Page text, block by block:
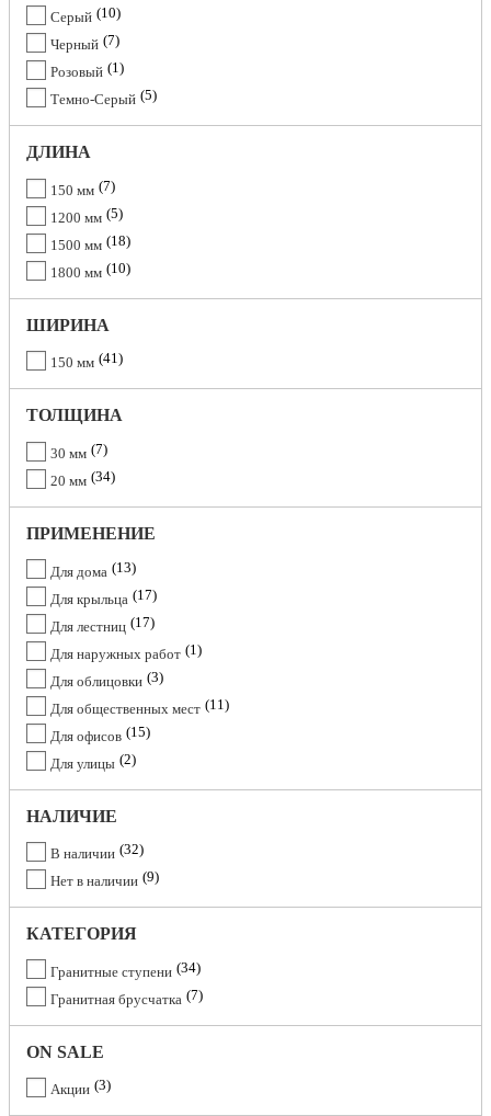
Серый 10
Черный 7
Розовый 1
Темно-Серый 5
ДЛИНА
150 мм 7
1200 мм 5
1500 мм 18
1800 мм 10
ШИРИНА
150 мм 41
ТОЛЩИНА
30 мм 7
20 мм 34
ПРИМЕНЕНИЕ
Для дома
13
Для крыльца
17
Для лестниц 17
Для наружных работ 1
Для облицовки 3
Для общественных мест 11
Для офисов 15
Для улицы 2
НАЛИЧИЕ
В наличии 32
Нет в наличии 9
КАТЕГОРИЯ
Гранитные ступени 34
Гранитная брусчатка 7
ON SALE
Акции 3